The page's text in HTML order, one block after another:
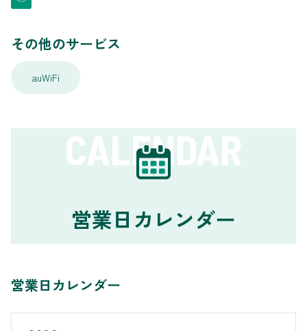
その他のサービス
auWiFi
CALENDAR
営業日カレンダー
営業日カレンダー